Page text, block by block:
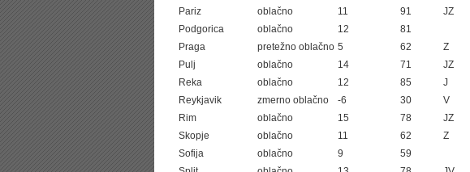
Pariz
oblačno 11 91 JZ
Podgorica
oblačno 12 81
Praga
pretežno oblačno 5 62 Z
Pulj
oblačno 14 71 JZ
Reka
oblačno 12 85 J
Reykjavik
zmerno oblačno -6 30 V
Rim
oblačno 15 78 JZ
Skopje
oblačno 11 62 Z
Sofija
oblačno 9 59